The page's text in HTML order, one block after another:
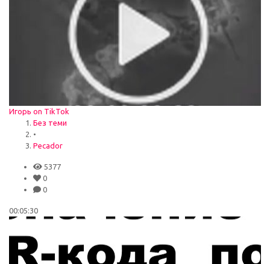
Игорь on TikTok
Без теми
•
Pecador
5377
0
0
00:05:30